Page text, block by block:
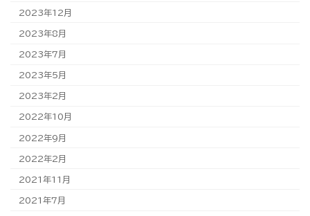
2023年12月
2023年8月
2023年7月
2023年5月
2023年2月
2022年10月
2022年9月
2022年2月
2021年11月
2021年7月